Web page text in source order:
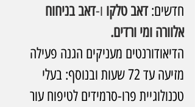
חדשים: דאב טלקו ו-דאב בניחוח
אלוורה ומי ורדים.
הדיאודורנטים מעניקים הגנה פעילה
מזיעה עד 72 שעות ובנוסף: בעלי
טכנולוגיית פרו-סרמידים לטיפוח עור